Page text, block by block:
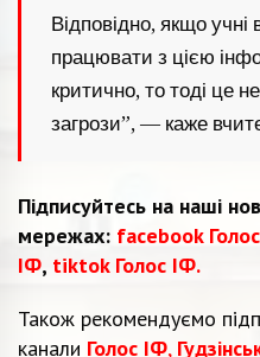
Відповідно, якщо
працювати з цією
критично, то тоді це
загрози”, — каже
Підписуйтесь на наші
мережах: facebook
ІФ, tiktok Голос ІФ.
Також рекомендуємо
канали Голос ІФ,